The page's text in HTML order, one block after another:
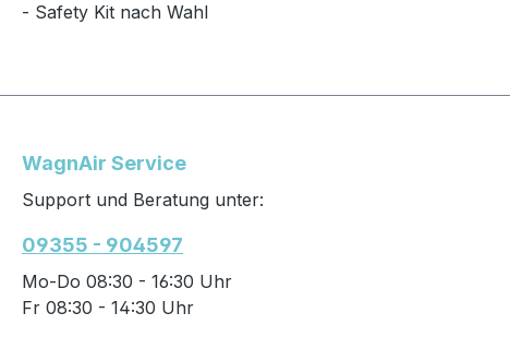
- Safety Kit nach Wahl
WagnAir Service
Support und Beratung unter:
09355 - 904597
Mo-Do 08:30 - 16:30 Uhr
Fr 08:30 - 14:30 Uhr